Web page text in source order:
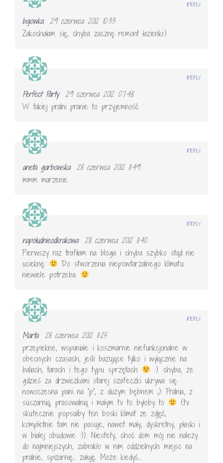
bajowka 29 czerwca 2012 10:33
Zakochałam się, chyba zacznę remont łazienki:)
REPLY
Perfect Party 29 czerwca 2012 07:48
W takiej pralni pranie to przyjemność
REPLY
aneta garbowska 28 czerwca 2012 11:49
mmm marzenie.
REPLY
napołudnieodkrakowa 28 czerwca 2012 11:40
Pierwszy raz trafiłam na bloga i chyba szybko stąd nie
ucieknę.
Do stworzenia niepowtarzalnego klimatu
niewiele potrzeba.
REPLY
Marta 28 czerwca 2012 11:25
przepiekne, wspaniałe i koszmarnie niefunkcjonalne w
obecnych czasach, jeśli bazujące tylko i wyłącznie na
baliach, tarach i tego typu sprzętach
:). chyba, że
gdzieś za drzwiczkami starej szafeczki ukrywa się
nowoczesna pani na "p", z dużym bębnem ;). Pralnia, z
suszarnią, prasowalnią i małym tv to byłoby to
(tv
skutecznie popsułby ten boski klimat ze zdjęć,
kompletnie tam nie pasuje, nawet mały, dyskretny, płaski i
w białej obudowie :)). Niestety, choć dom mój nie należy
do najmniejszych, zabrakło w nim oddzielnych miejsc na
pralnie, spiżarnię… żałuję. Może kiedyś…
REPLY